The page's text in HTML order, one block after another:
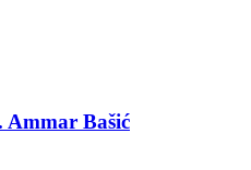
Ammar Bašić